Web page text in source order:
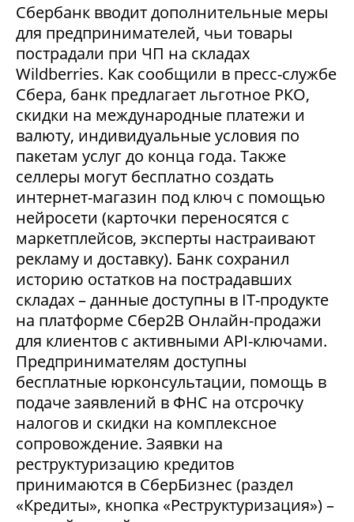
Сбербанк вводит дополнительные меры
для предпринимателей, чьи товары
пострадали при ЧП на складах
Wildberries. Как сообщили в пресс-службе
Сбера, банк предлагает льготное РКО,
скидки на международные платежи и
валюту, индивидуальные условия по
пакетам услуг до конца года. Также
селлеры могут бесплатно создать
интернет-магазин под ключ с помощью
нейросети (карточки переносятся с
маркетплейсов, эксперты настраивают
рекламу и доставку). Банк сохранил
историю остатков на пострадавших
складах – данные доступны в IT-продукте
на платформе Сбер2В Онлайн-продажи
для клиентов с активными API-ключами.
Предпринимателям доступны
бесплатные юрконсультации, помощь в
подаче заявлений в ФНС на отсрочку
налогов и скидки на комплексное
сопровождение. Заявки на
реструктуризацию кредитов
принимаются в СберБизнес (раздел
«Кредиты», кнопка «Реструктуризация») –